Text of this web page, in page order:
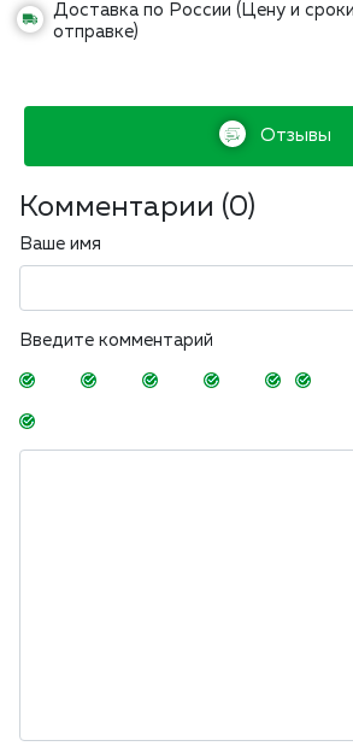
Доставка по России (Цену и
отправке)
Отзывы
Комментарии (0)
Ваше имя
Введите комментарий
-
-
-